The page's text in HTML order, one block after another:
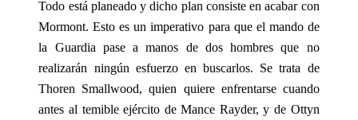
Todo está planeado y dicho plan consiste en acabar con
Mormont. Esto es un imperativo para que el mando de
la Guardia pase a manos de dos hombres que no
realizarán ningún esfuerzo en buscarlos. Se trata de
Thoren Smallwood, quien quiere enfrentarse cuando
antes al temible ejército de Mance Rayder, y de Ottyn